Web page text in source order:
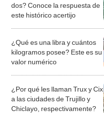
dos? Conoce la respuesta de
este histórico acertijo
¿Qué es una libra y cuántos
kilogramos posee? Este es su
valor numérico
¿Por qué les llaman Trux y Cix
a las ciudades de Trujillo y
Chiclayo, respectivamente?